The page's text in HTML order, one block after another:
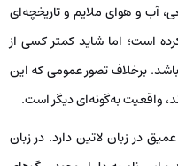
آب و هوای ملایم و تاریخچه‌ای
است؛ اما شاید کمتر کسی از
برخلاف تصور عمومی که این
واقعیت به‌گونه‌ای دیگر است.
در زبان لاتین دارد. در زبان